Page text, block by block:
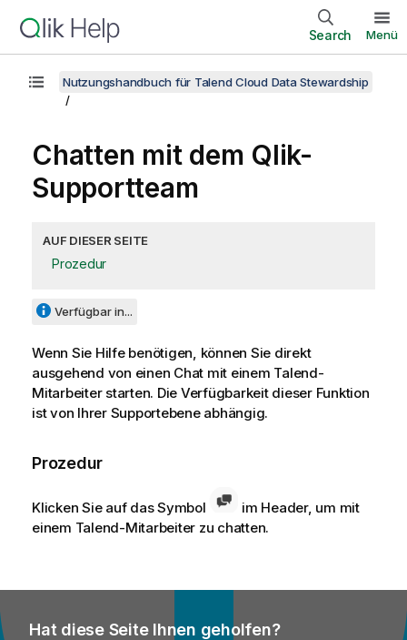
Search Menü
Nutzungshandbuch für Talend Cloud Data Stewardship
Chatten mit dem Qlik-
Supportteam
AUF DIESER SEITE
Prozedur
Verfügbar in...
Wenn Sie Hilfe benötigen, können Sie direkt
ausgehend von einen Chat mit einem Talend-
Mitarbeiter starten. Die Verfügbarkeit dieser Funktion
ist von Ihrer Supportebene abhängig.
Prozedur
Klicken Sie auf das Symbol
im Header, um mit
einem Talend-Mitarbeiter zu chatten.
Hat diese Seite Ihnen geholfen?